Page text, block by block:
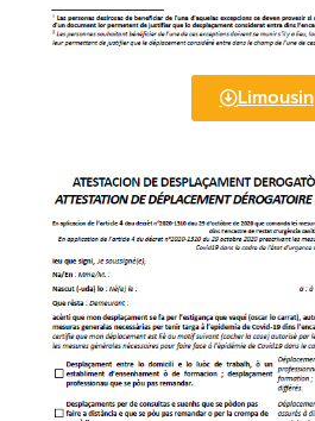
Limousin